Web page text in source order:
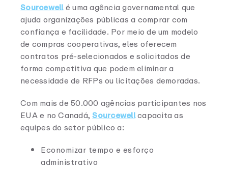
Sourcewellé uma agência governamental que
ajuda organizações públicas a comprar com
confiança e facilidade. Por meio de um modelo
de compras cooperativas, eles oferecem
contratos pré-selecionados e solicitados de
forma competitiva que podem eliminar a
necessidade de RFPs ou licitações demoradas.
Com mais de 50.000 agências participantes nos
EUA e no Canadá,Sourcewellcapacita as
equipes do setor público a:
Economizar tempo e esforço
administrativo